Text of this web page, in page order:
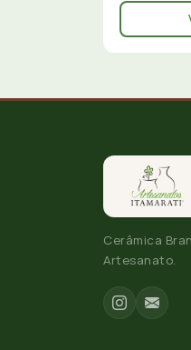
Cerâmica
Artesanato.